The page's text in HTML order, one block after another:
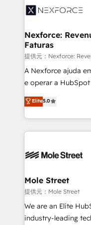
retail, salud, banca,
B2B.
workflows;
Healthcare: HIPAA
workflows 💼
workflows; audit-
intake; pipeline
Commerce:
portfolio and
Manufacturing:
implementations where
built to scale.
Nexforce:
Faturas
提供元：Nexforce:
A Nexforce ajuda
e operar a
previsibilidade de receita.
Operations
estruturar
dados e
operacional de
Também somos
e de mais de 150
contratar e pagar a
fiscal no Brasil e
Elite5.0
Mole Street
提供元：Mole Street
We are an Elite
industry-leading